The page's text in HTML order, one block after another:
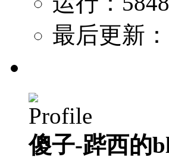
最后更新
傻子-跸西的